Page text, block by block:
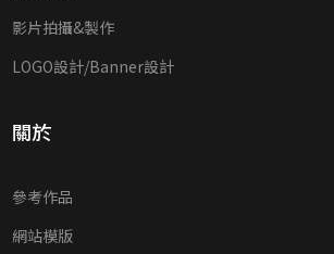
影片拍攝&製作
LOGO設計/Banner設計
關於
參考作品
網站模版